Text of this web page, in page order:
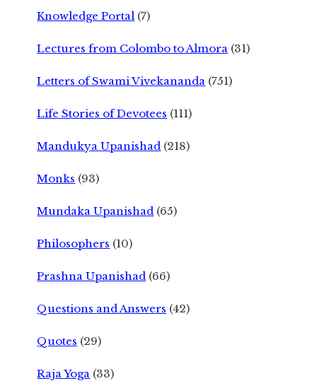
Knowledge Portal (7)
Lectures from Colombo to Almora (31)
Letters of Swami Vivekananda (751)
Life Stories of Devotees (111)
Mandukya Upanishad (218)
Monks (93)
Mundaka Upanishad (65)
Philosophers (10)
Prashna Upanishad (66)
Questions and Answers (42)
Quotes (29)
Raja Yoga (33)